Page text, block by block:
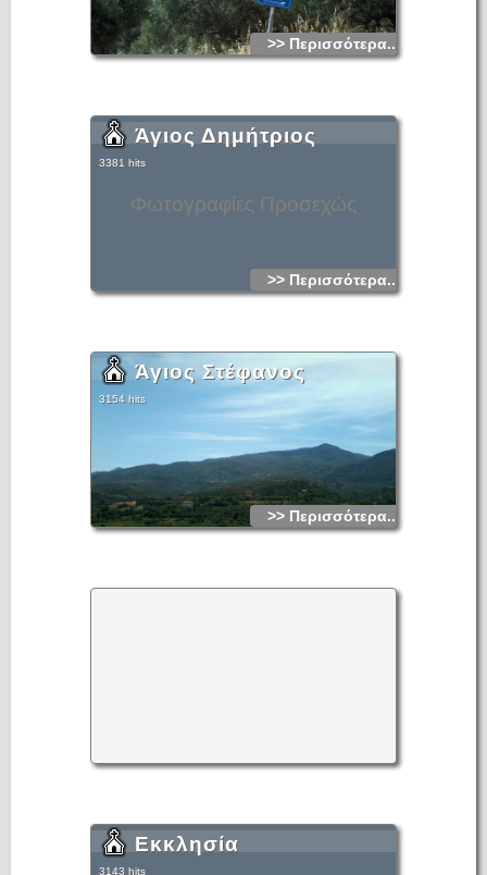
>> Περισσότερα...
Φωτογραφίες Προσεχώς
Άγιος Δημήτριος
3381 hits
>> Περισσότερα...
Άγιος Στέφανος
3154 hits
>> Περισσότερα...
Εκκλησία
3143 hits